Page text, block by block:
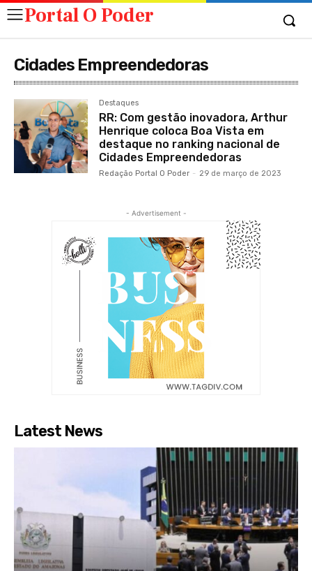
Portal O Poder
Cidades Empreendedoras
Destaques
RR: Com gestão inovadora, Arthur
Henrique coloca Boa Vista em
destaque no ranking nacional de
Cidades Empreendedoras
Redação Portal O Poder - 29 de março de 2023
- Advertisement -
Latest News